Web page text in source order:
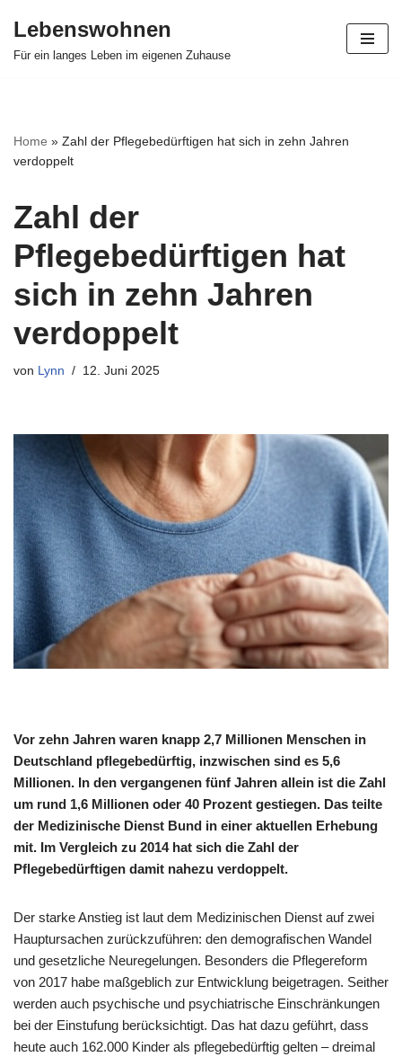
Zum
Lebenswohnen
Für ein langes Leben im eigenen Zuhause
Home » Zahl der Pflegebedürftigen hat sich in zehn Jahren
verdoppelt
Zahl der
Pflegebedürftigen hat
sich in zehn Jahren
verdoppelt
von Lynn 12. Juni 2025
Vor zehn Jahren waren knapp 2,7 Millionen Menschen in
Deutschland pflegebedürftig, inzwischen sind es 5,6
Millionen. In den vergangenen fünf Jahren allein ist die Zahl
um rund 1,6 Millionen oder 40 Prozent gestiegen. Das teilte
der Medizinische Dienst Bund in einer aktuellen Erhebung
mit. Im Vergleich zu 2014 hat sich die Zahl der
Pflegebedürftigen damit nahezu verdoppelt.
Der starke Anstieg ist laut dem Medizinischen Dienst auf zwei
Hauptursachen zurückzuführen: den demografischen Wandel
und gesetzliche Neuregelungen. Besonders die Pflegereform
von 2017 habe maßgeblich zur Entwicklung beigetragen. Seither
werden auch psychische und psychiatrische Einschränkungen
bei der Einstufung berücksichtigt. Das hat dazu geführt, dass
heute auch 162.000 Kinder als pflegebedürftig gelten – dreimal